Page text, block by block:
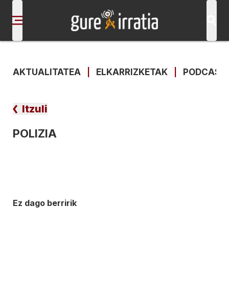
AKTUALITATEA ELKARRIZKETAK
Itzuli
POLIZIA
Ez dago berririk